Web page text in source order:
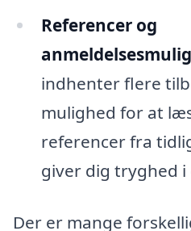
Referencer og
indhenter flere
mulighed for at
referencer fra
giver dig tryghed i
Der er mange